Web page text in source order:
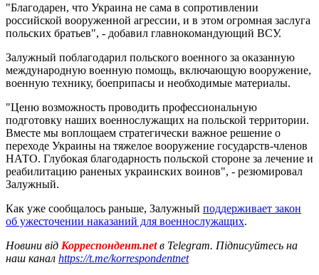
"Благодарен, что Украина не сама в сопротивлении
российской вооруженной агрессии, и в этом огромная заслуга
польских братьев", - добавил главнокомандующий ВСУ.
Залужный поблагодарил польского военного за оказанную
международную военную помощь, включающую вооружение,
военную технику, боеприпасы и необходимые материалы.
"Ценю возможность проводить профессиональную
подготовку наших военнослужащих на польской территории.
Вместе мы воплощаем стратегически важное решение о
переходе Украины на тяжелое вооружение государств-членов
НАТО. Глубокая благодарность польской стороне за лечение и
реабилитацию раненых украинских воинов", - резюмировал
Залужный.
Как уже сообщалось раньше, Залужный поддерживает закон
об ужесточении наказаний для военнослужащих.
Новини від Корреспондент.netв Telegram. Підписуйтесь на
наш канал https://t.me/korrespondentnet